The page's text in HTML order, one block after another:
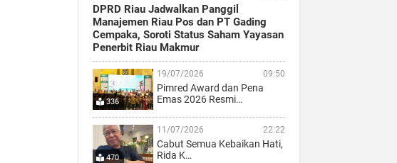
DPRD Riau Jadwalkan Panggil
Manajemen Riau Pos dan PT Gading
Cempaka, Soroti Status Saham Yayasan
Penerbit Riau Makmur
336
19/07/2026 09:50
Pimred Award dan Pena
Emas 2026 Resmi…
470
11/07/2026 22:22
Cabut Semua Kebaikan Hati,
Rida K…